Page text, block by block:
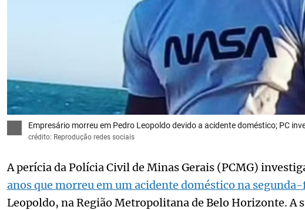
Empresário morreu em Pedro Leopoldo devido a acidente doméstico; PC
crédito: Reprodução redes sociais
A perícia da Polícia Civil de Minas Gerais (PCMG)
anos que morreu em um acidente doméstico na
Leopoldo, na Região Metropolitana de Belo Horizonte. A